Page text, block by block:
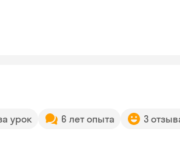
урок 6 лет опыта 3